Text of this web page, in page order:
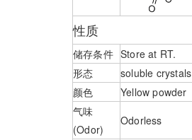
性质
储存条件 Store at RT.
形态
soluble crystals
颜色
Yellow powder
气味
(Odor)
Odorless